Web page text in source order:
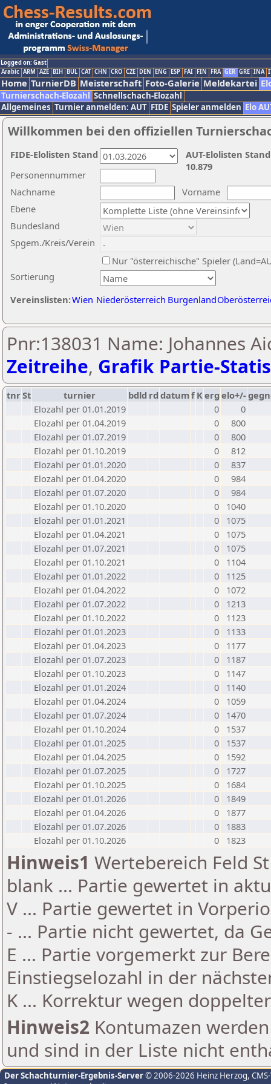
Logged on: Gast
Arabic ARM AZE BIH BUL CAT CHN CRO CZE DEN ENG ESP FAI FIN FRA GER GRE INA
Home TurnierDB Meisterschaft Foto-Galerie Meldekartei
Turnierschach-Elozahl Schnellschach-Elozahl
Allgemeines Turnier anmelden: AUT FIDE Spieler anmelden Elo
Willkommen bei den offiziellen
Nachname
Vorname
Ebene
Sortierung
Personennummer
Bundesland
Spgem./Kreis/Verein
Nur "österreichische" Spieler
Vereinslisten:Wien Niederösterreich Burgenland
AUT-Elolisten
10.879
FIDE-Elolisten Stand
Pnr:138031 Name: Johannes
Zeitreihe, Grafik Partie-
tnrSt turnier bdld rd datumf Kerg elo+/-
Elozahl per 01.01.2019
0
0
Elozahl per 01.04.2019
0
800
Elozahl per 01.07.2019
0
800
Elozahl per 01.10.2019
0
812
Elozahl per 01.01.2020
0
837
Elozahl per 01.04.2020
0
984
Elozahl per 01.07.2020
0
984
Elozahl per 01.10.2020
0
1040
Elozahl per 01.01.2021
0
1075
Elozahl per 01.04.2021
0
1075
Elozahl per 01.07.2021
0
1075
Elozahl per 01.10.2021
0
1104
Elozahl per 01.01.2022
0
1125
Elozahl per 01.04.2022
0
1072
Elozahl per 01.07.2022
0
1213
Elozahl per 01.10.2022
0
1123
Elozahl per 01.01.2023
0
1133
Elozahl per 01.04.2023
0
1177
Elozahl per 01.07.2023
0
1187
Elozahl per 01.10.2023
0
1147
Elozahl per 01.01.2024
0
1140
Elozahl per 01.04.2024
0
1059
Elozahl per 01.07.2024
0
1470
Elozahl per 01.10.2024
0
1537
Elozahl per 01.01.2025
0
1537
Elozahl per 01.04.2025
0
1592
Elozahl per 01.07.2025
0
1727
Elozahl per 01.10.2025
0
1684
Elozahl per 01.01.2026
0
1849
Elozahl per 01.04.2026
0
1877
Elozahl per 01.07.2026
0
1883
Elozahl per 01.10.2026
0 1823
Hinweis1 Wertebereich Feld
blank ... Partie gewertet in
V ... Partie gewertet in
- ... Partie nicht gewertet, da
E ... Partie vorgemerkt zur
Einstiegselozahl in der
K ... Korrektur wegen
Hinweis2 Kontumazen
und sind in der Liste nicht
Der Schachturnier-Ergebnis-Server© 2006-2026 Heinz Herzog,